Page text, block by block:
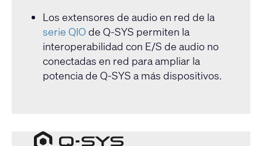
Los extensores de audio en red de la
serie QIOde Q-SYS permiten la
interoperabilidad con E/S de audio no
conectadas en red para ampliar la
potencia de Q-SYS a más dispositivos.